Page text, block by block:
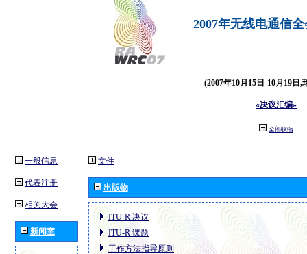
2007年无线电通信
(2007年10月15日-10月19日,
«决议汇编»
全部收缩
一般信息
代表注册
相关大会
新闻室
文件
出版物
ITU-R 决议
ITU-R 课题
工作方法指导原则